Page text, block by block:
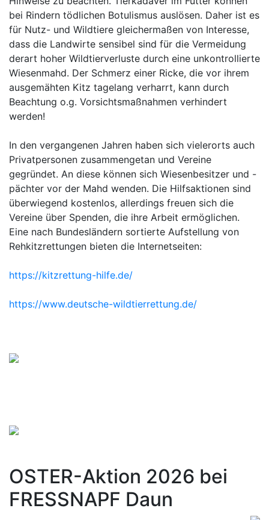
bei Rindern tödlichen Botulismus auslösen. Daher ist es
für Nutz- und Wildtiere gleichermaßen von Interesse,
dass die Landwirte sensibel sind für die Vermeidung
derart hoher Wildtierverluste durch eine unkontrollierte
Wiesenmahd. Der Schmerz einer Ricke, die vor ihrem
ausgemähten Kitz tagelang verharrt, kann durch
Beachtung o.g. Vorsichtsmaßnahmen verhindert
werden!
In den vergangenen Jahren haben sich vielerorts auch
Privatpersonen zusammengetan und Vereine
gegründet. An diese können sich Wiesenbesitzer und -
pächter vor der Mahd wenden. Die Hilfsaktionen sind
überwiegend kostenlos, allerdings freuen sich die
Vereine über Spenden, die ihre Arbeit ermöglichen.
Eine nach Bundesländern sortierte Aufstellung von
Rehkitzrettungen bieten die Internetseiten:
https://kitzrettung-hilfe.de/
https://www.deutsche-wildtierrettung.de/
OSTER-Aktion 2026 bei
FRESSNAPF Daun